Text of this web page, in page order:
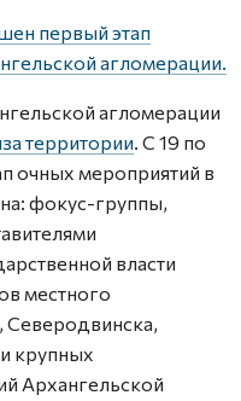
первый этап
агломерации.
агломерации
территории. С 19 по
очных мероприятий в
фокус-группы,
власти
местного
Северодвинска,
крупных
Архангельской